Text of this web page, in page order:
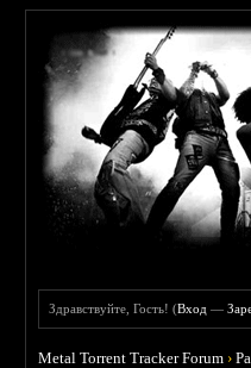
Здравствуйте, Гость! (Вход —
Metal Torrent Tracker Forum ›